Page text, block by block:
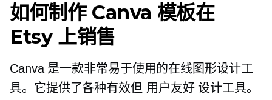
如何制作 Canva 模板在
Etsy 上销售
Canva 是一款非常易于使用的在线图形设计工
具。它提供了各种有效但 用户友好设计工具。